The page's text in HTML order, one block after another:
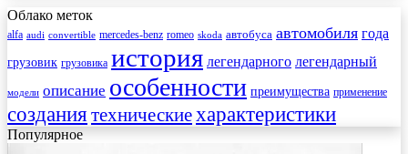
Облако меток
alfa audi convertible mercedes-benz romeo skoda автобуса автомобиля года
грузовик грузовика история легендарного легендарный
модели описание особенности преимущества применение
создания техническиехарактеристики
Популярное